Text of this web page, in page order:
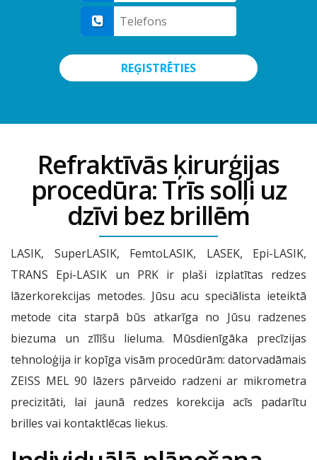
REĢISTRĒTIES
Refraktīvās ķirurģijas
procedūra: Trīs solļi uz
dzīvi bez brillēm
LASIK, SuperLASIK, FemtoLASIK, LASEK, Epi-LASIK,
TRANS Epi-LASIK un PRK ir plaši izplatītas redzes
lāzerkorekcijas metodes. Jūsu acu speciālista ieteiktā
metode cita starpā būs atkarīga no Jūsu radzenes
biezuma un zīlīšu lieluma. Mūsdienīgāka precīzijas
tehnoloģija ir kopīga visām procedūrām: datorvadāmais
ZEISS MEL 90 lāzers pārveido radzeni ar mikrometra
precizitāti, lai jaunā redzes korekcija acīs padarītu
brilles vai kontaktlēcas liekus.